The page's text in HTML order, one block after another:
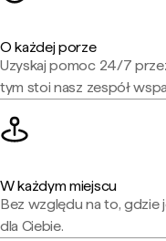
O każdej porze
Uzyskaj pomoc 24/7
tym stoi nasz zespół
W każdym miejscu
Bez względu na to, gdzie
dla Ciebie.